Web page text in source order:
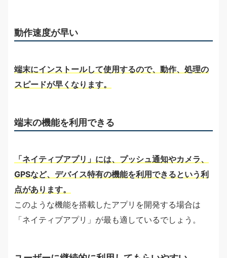
動作速度が早い
端末にインストールして使用するので、動作、処理の
スピードが早くなります。
端末の機能を利用できる
「ネイティブアプリ」には、プッシュ通知やカメラ、
GPSなど、デバイス特有の機能を利用できるという利
点があります。
このような機能を搭載したアプリを開発する場合は
「ネイティブアプリ」が最も適しているでしょう。